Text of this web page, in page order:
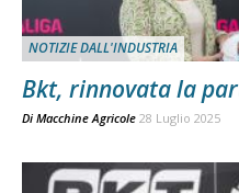
NOTIZIE DALL'INDUSTRIA
Bkt, rinnovata la
Di Macchine Agricole 28 Luglio 2025